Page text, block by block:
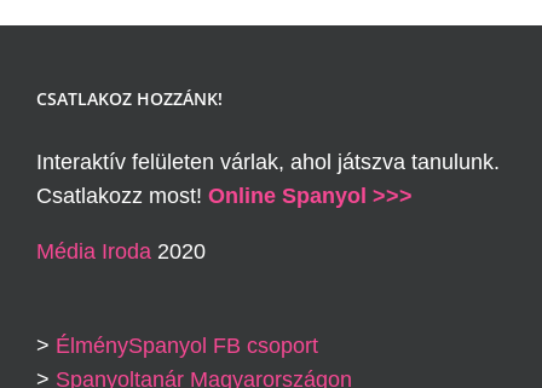
CSATLAKOZ HOZZÁNK!
Interaktív felületen várlak, ahol játszva tanulunk.
Csatlakozz most! Online Spanyol >>>
Média Iroda 2020
> ÉlménySpanyol FB csoport
> Spanyoltanár Magyarországon